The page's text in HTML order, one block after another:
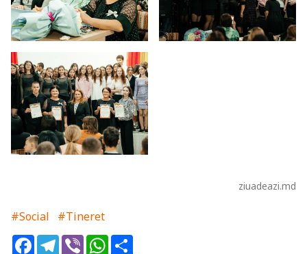
ziuadeazi.md
#Social
#Tineret
FacebookTelegram
ViberWhatsApp